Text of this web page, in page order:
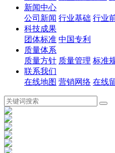
新闻中心
公司新闻 行业基础 行业
科技成果
团体标准 中国专利
质量体系
质量方针 质量管理 标准
联系我们
在线地图 营销网络 在线